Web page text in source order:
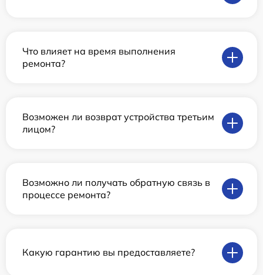
Что влияет на время выполнения
ремонта?
Возможен ли возврат устройства третьим
лицом?
Возможно ли получать обратную связь в
процессе ремонта?
Какую гарантию вы предоставляете?